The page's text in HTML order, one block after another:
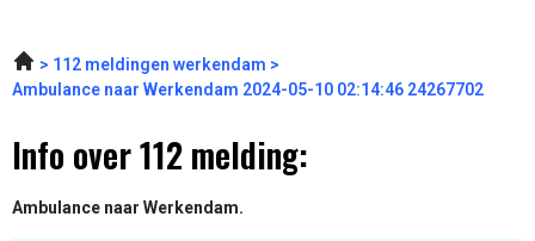
112 meldingen werkendam
Ambulance naar Werkendam 2024-05-10 02:14:46 24267702
Info over 112 melding:
Ambulance naar Werkendam.